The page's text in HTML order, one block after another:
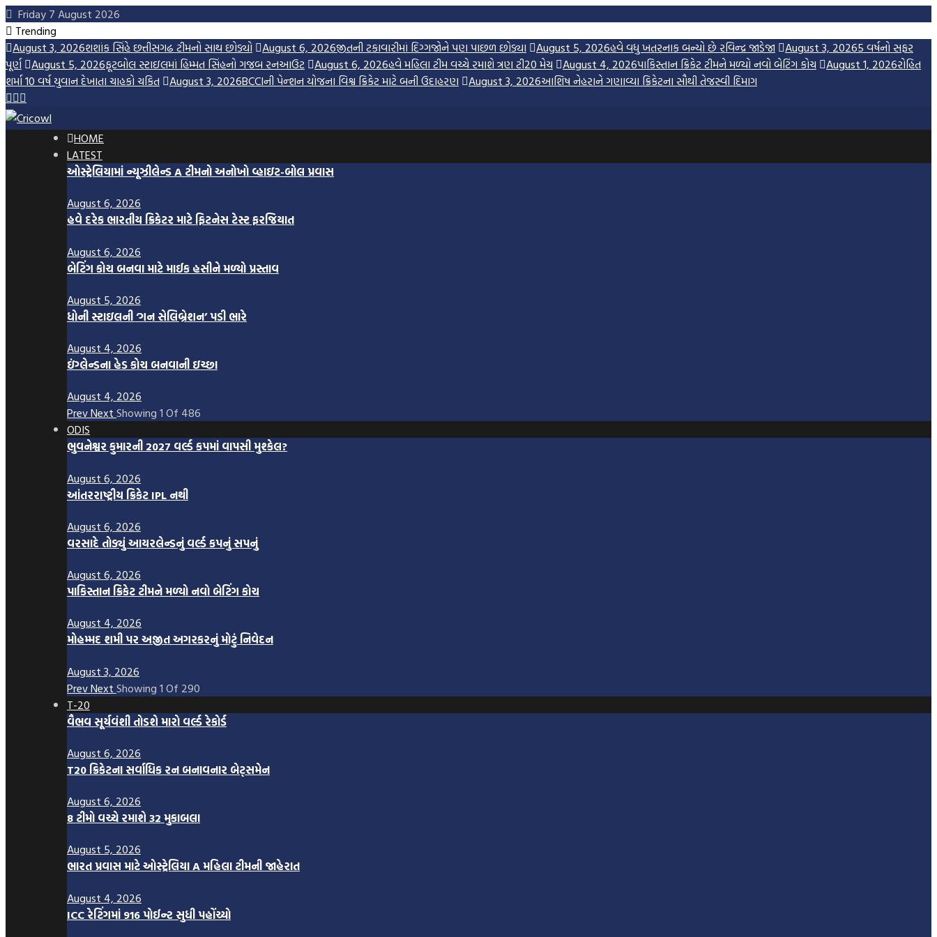
Skip
to
content
Friday 7 August 2026
Trending
August 3, 2026શશાંક સિંહે છત્તીસગઢ ટીમનો સાથ છોડ્યો August 6, 2026જીતની ટકાવારીમાં દિગ્ગજોને પણ પાછળ છોડ્યા August 5, 2026હવે વધુ ખતરનાક બન્યો છે રવિન્દ્ર જાડેજા August 3, 20265 વર્ષનો સફર
પૂર્ણ August 5, 2026ફૂટબોલ સ્ટાઇલમાં હિમ્મત સિંહનો ગજબ રનઆઉટ August 6, 2026હવે મહિલા ટીમ વચ્ચે રમાશે ત્રણ ટી20 મેચ August 4, 2026પાકિસ્તાન ક્રિકેટ ટીમને મળ્યો નવો બેટિંગ કોચ August 1, 2026રોહિત
શર્મા 10 વર્ષ યુવાન દેખાતા ચાહકો ચકિત
August 3, 2026BCCIની પેન્શન યોજના વિશ્વ ક્રિકેટ માટે બની ઉદાહરણ August 3, 2026આશિષ નેહરાને ગણાવ્યા ક્રિકેટના સૌથી તેજસ્વી દિમાગ
HOME
LATEST
ઓસ્ટ્રેલિયામાં ન્યૂઝીલેન્ડ A ટીમનો અનોખો વ્હાઇટ-બોલ પ્રવાસ
August 6, 2026
હવે દરેક ભારતીય ક્રિકેટર માટે ફિટનેસ ટેસ્ટ ફરજિયાત
August 6, 2026
બેટિંગ કોચ બનવા માટે માઈક હસીને મળ્યો પ્રસ્તાવ
August 5, 2026
ધોની સ્ટાઇલની ‘ગન સેલિબ્રેશન’ પડી ભારે
August 4, 2026
ઇંગ્લેન્ડના હેડ કોચ બનવાની ઇચ્છા
August 4, 2026
PrevNext Showing 1 Of 486
ODIS
ભુવનેશ્વર કુમારની 2027 વર્લ્ડ કપમાં વાપસી મુશ્કેલ?
August 6, 2026
આંતરરાષ્ટ્રીય ક્રિકેટ IPL નથી
August 6, 2026
વરસાદે તોડ્યું આયરલેન્ડનું વર્લ્ડ કપનું સપનું
August 6, 2026
પાકિસ્તાન ક્રિકેટ ટીમને મળ્યો નવો બેટિંગ કોચ
August 4, 2026
મોહમ્મદ શમી પર અજીત અગરકરનું મોટું નિવેદન
August 3, 2026
PrevNext Showing 1 Of 290
T-20
વૈભવ સૂર્યવંશી તોડશે મારો વર્લ્ડ રેકોર્ડ
August 6, 2026
T20 ક્રિકેટના સર્વાધિક રન બનાવનાર બેટ્સમેન
August 6, 2026
8 ટીમો વચ્ચે રમાશે 32 મુકાબલા
August 5, 2026
ભારત પ્રવાસ માટે ઓસ્ટ્રેલિયા A મહિલા ટીમની જાહેરાત
August 4, 2026
ICC રેટિંગમાં 916 પોઈન્ટ સુધી પહોંચ્યો